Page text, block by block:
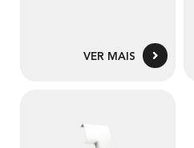
VER MAIS